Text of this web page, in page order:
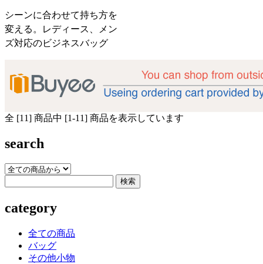
シーンに合わせて持ち方を
変える。レディース、メン
ズ対応のビジネスバッグ
全 [11] 商品中 [1-11] 商品を表示しています
search
category
全ての商品
バッグ
その他小物